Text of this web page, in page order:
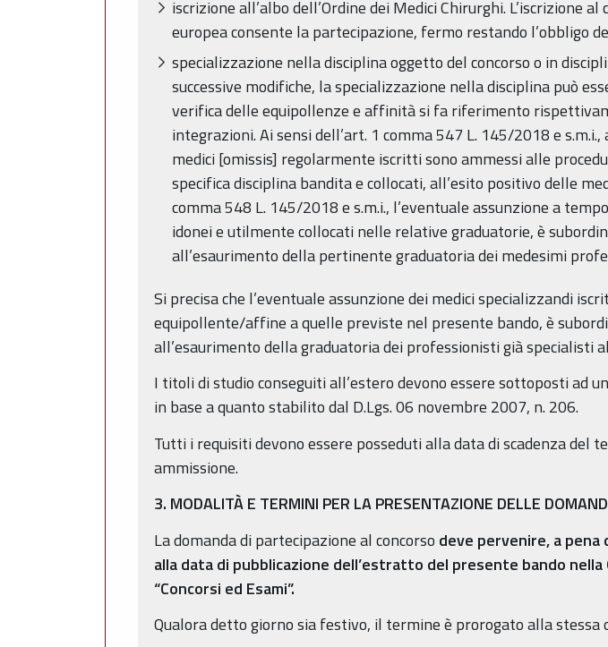
iscrizione all’albo dell’Ordine dei Medici Chirurghi. L’iscrizione
europea consente la partecipazione, fermo restando l’obbligo
specializzazione nella disciplina oggetto del concorso o in
successive modifiche, la specializzazione nella disciplina può
verifica delle equipollenze e affinità si fa riferimento
integrazioni. Ai sensi dell’art. 1 comma 547 L. 145/2018 e
medici [omissis] regolarmente iscritti sono ammessi alle
specifica disciplina bandita e collocati, all’esito positivo delle
comma 548 L. 145/2018 e s.m.i., l’eventuale assunzione a
idonei e utilmente collocati nelle relative graduatorie, è
all’esaurimento della pertinente graduatoria dei medesimi
Si precisa che l’eventuale assunzione dei medici specializzandi
equipollente/affine a quelle previste nel presente bando, è
all’esaurimento della graduatoria dei professionisti già specialisti
I titoli di studio conseguiti all’estero devono essere sottoposti ad
in base a quanto stabilito dal D.Lgs. 06 novembre 2007, n. 206.
Tutti i requisiti devono essere posseduti alla data di scadenza
ammissione.
3. MODALITÀ E TERMINI PER LA PRESENTAZIONE DELLE
La domanda di partecipazione al concorso deve pervenire, a
alla data di pubblicazione dell’estratto del presente bando
“Concorsi ed Esami”.
Qualora detto giorno sia festivo, il termine è prorogato alla stessa